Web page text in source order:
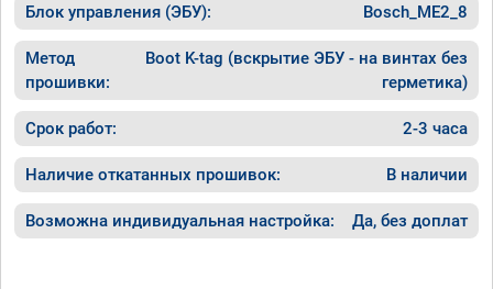
Блок управления (ЭБУ): Bosch_ME2_8
Метод
прошивки:
Boot K-tag (вскрытие ЭБУ - на винтах без
герметика)
Срок работ: 2-3 часа
Наличие откатанных прошивок: В наличии
Возможна индивидуальная настройка: Да, без доплат